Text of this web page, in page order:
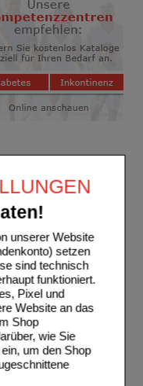
unserer Website
setzen
sind technisch
funktioniert.
Pixel und
Website an das
Shop
wie Sie
um den Shop